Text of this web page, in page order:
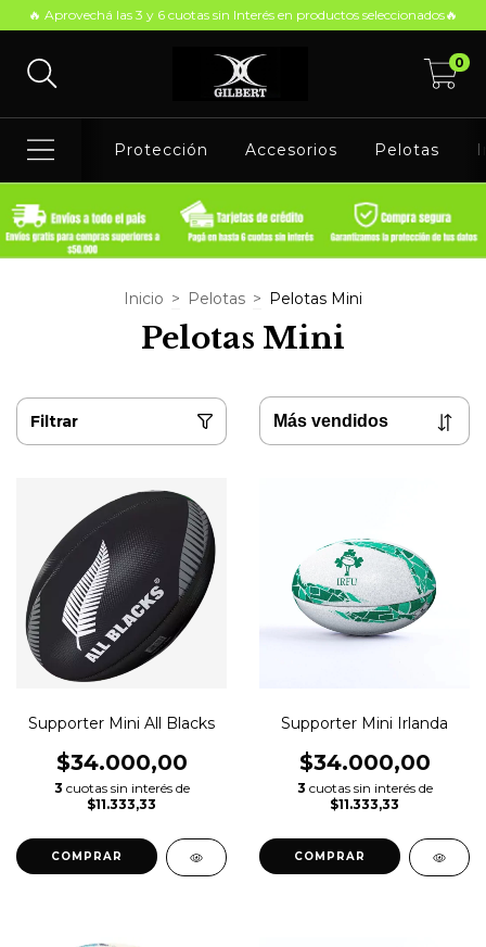
🔥 Aprovechá las 3 y 6 cuotas sin Interés en productos seleccionados🔥
0
Protección Accesorios Pelotas
Inicio > Pelotas > Pelotas Mini
Pelotas Mini
Filtrar
Supporter Mini All Blacks
$34.000,00
3 cuotas sin interés de
$11.333,33
COMPRAR
Supporter Mini Irlanda
$34.000,00
3 cuotas sin interés de
$11.333,33